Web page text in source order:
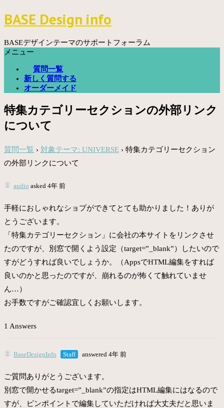
コ
ン
ン
ツ
BASE Design info
BASEデザインテーマのサポートフォーラム
メニュー
質問一覧
新しく質問する
オーダーメイド
特集カテゴリーセクションの外部リンク
について
質問一覧 › 対象テーマ: UNIVERSE › 特集カテゴリーセクション
の外部リンクについて
audio asked 4年 前
手軽におしゃれなショプができてとても助かりました！ありが
とうございます。
「特集カテゴリーセクション」に会社の本サイトをリンクさせ
たのですが、別窓で開くよう設定（target=”_blank”）したいので
すがどうすれば良いでしょうか。（AppsでHTML編集をすれば
良いのかと思ったのですが、崩れるのが怖くて触れていませ
ん…）
お手数ですがご確認宜しくお願いします。
1 Answers
BaseDesignInfo Staff answered 4年 前
ご質問ありがとうございます。
別窓で開かせるtarget=”_blank”の指定はHTML編集にはなるので
すが、ピンポイントで編集していただければ大丈夫だと思いま